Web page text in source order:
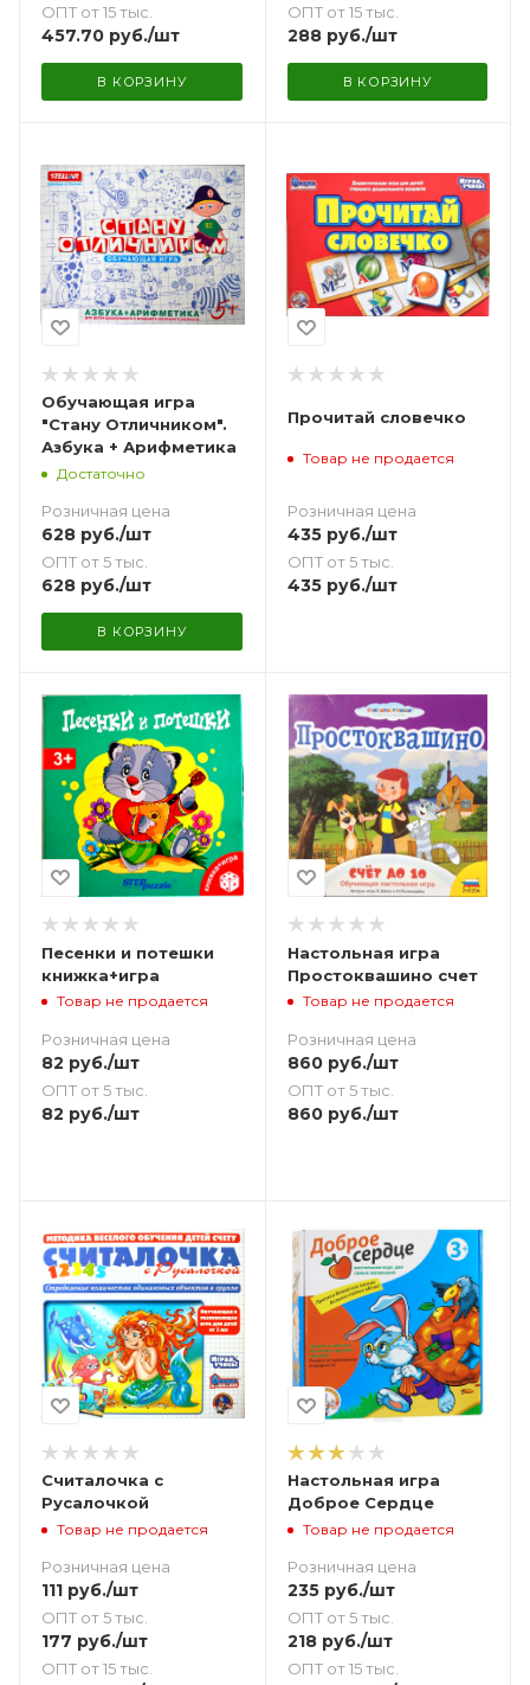
ОПТ от 15 тыс.
457.70 руб./шт
В КОРЗИНУ
ОПТ от 15 тыс.
288руб./шт
В КОРЗИНУ
Обучающая игра
"Стану Отличником".
Азбука + Арифметика
Достаточно
Розничная цена
628 руб./шт
ОПТ от 5 тыс.
628 руб./шт
В КОРЗИНУ
Прочитай словечко
Товар не продается
Розничная цена
435руб./шт
ОПТ от 5 тыс.
435руб./шт
Песенки и потешки
книжка+игра
Товар не продается
Розничная цена
82 руб./шт
ОПТ от 5 тыс.
82 руб./шт
Настольная игра
Простоквашино счет
Товар не продается
Розничная цена
860руб./шт
ОПТ от 5 тыс.
860руб./шт
Считалочка с
Русалочкой
Товар не продается
Розничная цена
111 руб./шт
ОПТ от 5 тыс.
177 руб./шт
ОПТ от 15 тыс.
Настольная игра
Доброе Сердце
Товар не продается
Розничная цена
235руб./шт
ОПТ от 5 тыс.
218руб./шт
ОПТ от 15 тыс.